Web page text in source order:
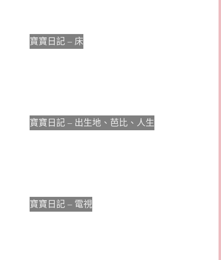
寶寶日記 – 床
寶寶日記 – 出生地、芭比、人生
寶寶日記 – 電視